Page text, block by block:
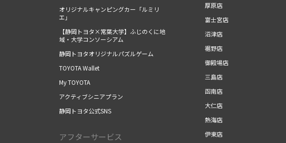
オリジナルキャンピングカー「ルミリ
エ」
【静岡トヨタ×常葉大学】ふじのくに地
域・大学コンソーシアム
静岡トヨタオリジナルパズルゲーム
TOYOTA Wallet
My TOYOTA
アクティブシニアプラン
静岡トヨタ公式SNS
アフターサービス
厚原店
富士宮店
沼津店
裾野店
御殿場店
三島店
函南店
大仁店
熱海店
伊東店